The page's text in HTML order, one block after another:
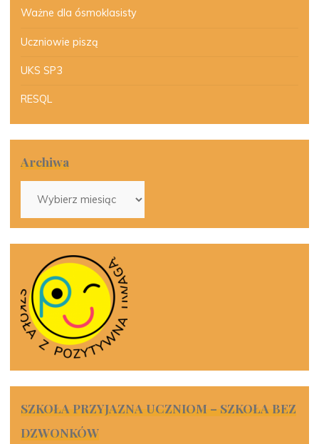
Ważne dla ósmoklasisty
Uczniowie piszą
UKS SP3
RESQL
Archiwa
SZKOŁA PRZYJAZNA UCZNIOM – SZKOŁA BEZ
DZWONKÓW